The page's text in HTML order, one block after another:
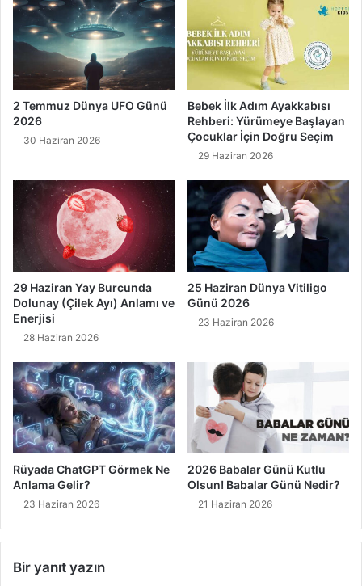
2 Temmuz Dünya UFO Günü
2026
30 Haziran 2026
Bebek İlk Adım Ayakkabısı
Rehberi: Yürümeye Başlayan
Çocuklar İçin Doğru Seçim
29 Haziran 2026
29 Haziran Yay Burcunda
Dolunay (Çilek Ayı) Anlamı ve
Enerjisi
28 Haziran 2026
25 Haziran Dünya Vitiligo
Günü 2026
23 Haziran 2026
Rüyada ChatGPT Görmek Ne
Anlama Gelir?
23 Haziran 2026
2026 Babalar Günü Kutlu
Olsun! Babalar Günü Nedir?
21 Haziran 2026
Bir yanıt yazın